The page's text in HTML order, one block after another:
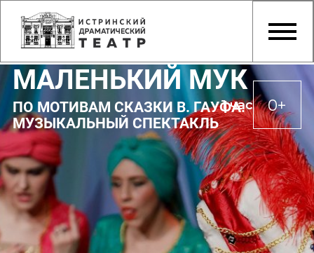
1 час 0+
МАЛЕНЬКИЙ МУК
ПО МОТИВАМ СКАЗКИ В. ГАУФА.
МУЗЫКАЛЬНЫЙ СПЕКТАКЛЬ